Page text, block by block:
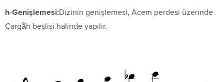
h-Genişlemesi:Dizinin genişlemesi, Acem perdesi üzerinde
Çargâh beşlisi halinde yapılır.